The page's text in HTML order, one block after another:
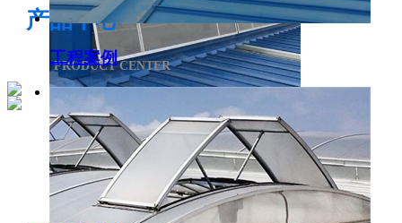
侧开型排烟天窗
产品中心
PRODUCT CENTER
工程案例